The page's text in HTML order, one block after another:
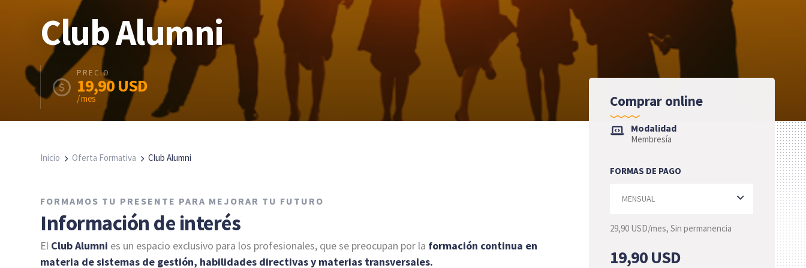
Club Alumni
PRECIO
19,90USD
/ mes Comprar online
Modalidad
Membresía
FORMAS DE PAGO
29,90 USD/mes, Sin permanencia
19,90USD
Inicio Oferta Formativa Club Alumni
FORMAMOS TU PRESENTE PARA MEJORAR TU FUTURO
Información de interés
El Club Alumni es un espacio exclusivo para los profesionales, que se preocupan por la formación continua en
materia de sistemas de gestión, habilidades directivas y materias transversales.